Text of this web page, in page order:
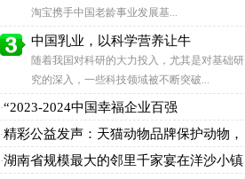
淘宝携手中国老龄事业发展基...
中国乳业，以科学营养让牛
随着我国对科研的大力投入，尤其是对基础研
究的深入，一些科技领域被不断突破...
·“2023-2024中国幸福企业百强
·精彩公益发声：天猫动物品牌保护动物，
·湖南省规模最大的邻里千家宴在洋沙小镇